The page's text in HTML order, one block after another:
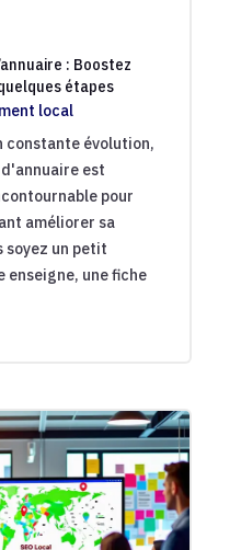
: Boostez
étapes
local
constante évolution,
est
pour
améliorer sa
soyez un petit
enseigne, une fiche